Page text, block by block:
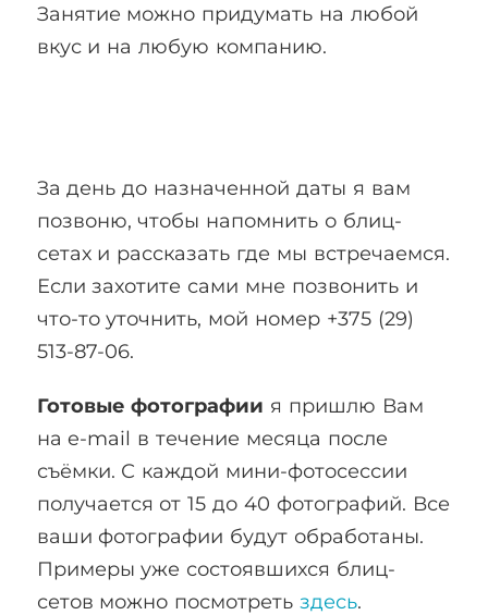
Занятие можно придумать на любой
вкус и на любую компанию.
За день до назначенной даты я вам
позвоню, чтобы напомнить о блиц-
сетах и рассказать где мы встречаемся.
Если захотите сами мне позвонить и
что-то уточнить, мой номер +375 (29)
513-87-06.
Готовые фотографии я пришлю Вам
на e-mail в течение месяца после
съёмки. С каждой мини-фотосессии
получается от 15 до 40 фотографий. Все
ваши фотографии будут обработаны.
Примеры уже состоявшихся блиц-
сетов можно посмотретьздесь.